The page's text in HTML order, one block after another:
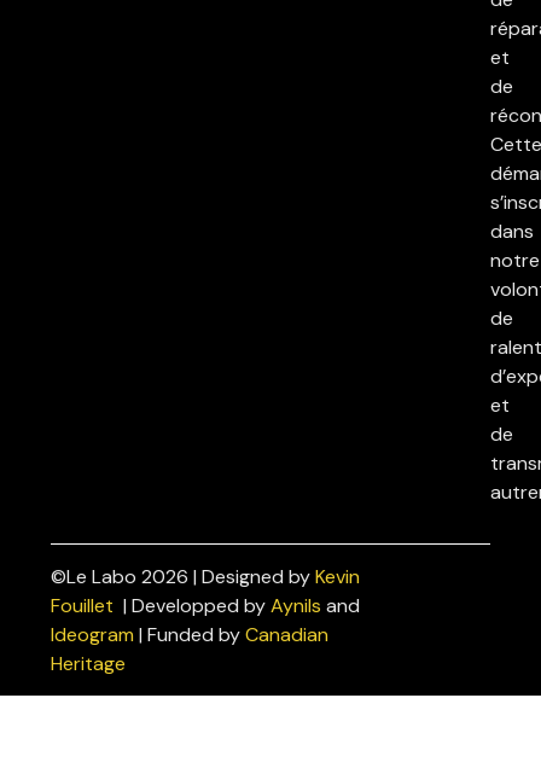
et
de
Cette
dans
notre
de
et
de
©Le Labo 2026 | Designed byKevin
Fouillet | Developped byAynils and
Ideogram | Funded byCanadian
Heritage